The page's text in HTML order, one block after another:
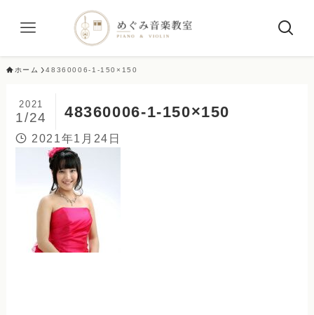
ホーム 48360006-1-150×150
48360006-1-150×150
2021
1/24
2021年1月24日